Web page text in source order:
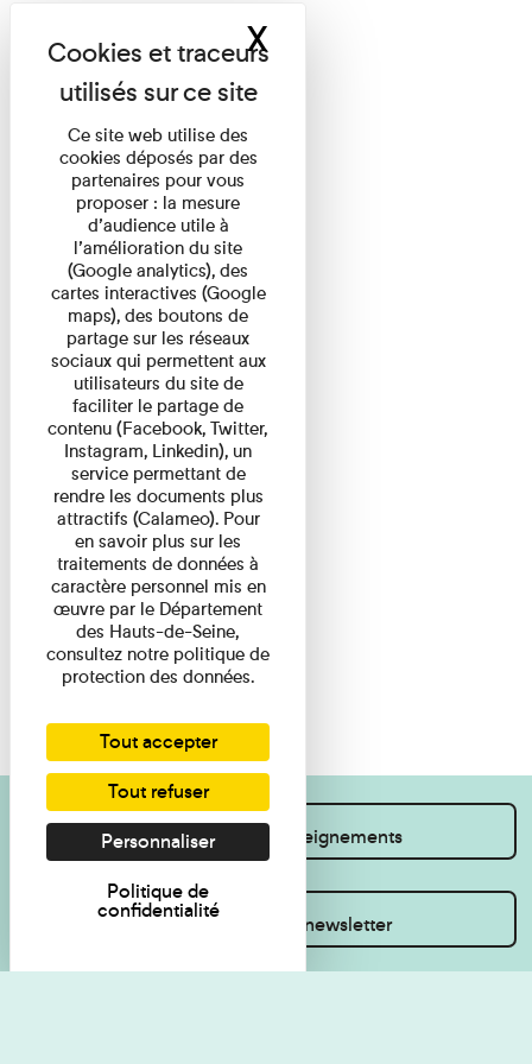
Je souhaite des renseignements
Inscrivez-vous à la newsletter
Ce site web utilise des
cookies déposés par des
partenaires pour vous
proposer : la mesure
d’audience utile à
l’amélioration du site
(Google analytics), des
cartes interactives (Google
maps), des boutons de
partage sur les réseaux
sociaux qui permettent aux
utilisateurs du site de
faciliter le partage de
contenu (Facebook, Twitter,
Instagram, Linkedin), un
service permettant de
rendre les documents plus
attractifs (Calameo). Pour
en savoir plus sur les
traitements de données à
caractère personnel mis en
œuvre par le Département
des Hauts-de-Seine,
consultez notre politique de
protection des données.
Tout accepter
Tout refuser
Personnaliser
Politique de
confidentialité
XMasquer le